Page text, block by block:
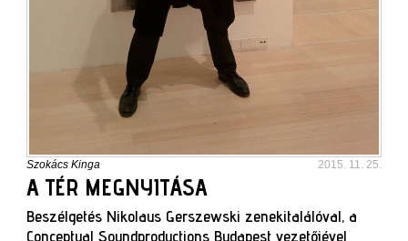
Szokács Kinga 2015. 11. 25.
A TÉR MEGNYITÁSA
Beszélgetés Nikolaus Gerszewski zenekitalálóval, a
Conceptual Soundproductions Budapest vezetőjével